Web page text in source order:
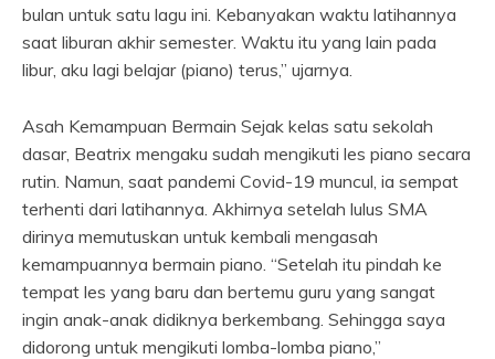
bulan untuk satu lagu ini. Kebanyakan waktu latihannya
saat liburan akhir semester. Waktu itu yang lain pada
libur, aku lagi belajar (piano) terus,” ujarnya.
Asah Kemampuan Bermain Sejak kelas satu sekolah
dasar, Beatrix mengaku sudah mengikuti les piano secara
rutin. Namun, saat pandemi Covid-19 muncul, ia sempat
terhenti dari latihannya. Akhirnya setelah lulus SMA
dirinya memutuskan untuk kembali mengasah
kemampuannya bermain piano. “Setelah itu pindah ke
tempat les yang baru dan bertemu guru yang sangat
ingin anak-anak didiknya berkembang. Sehingga saya
didorong untuk mengikuti lomba-lomba piano,”